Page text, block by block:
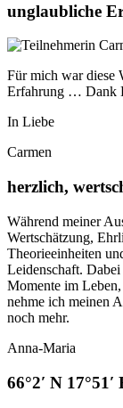
unglaubliche
Für mich war diese
Erfahrung … Dank
In Liebe
Carmen
herzlich,
Während meiner
Wertschätzung,
Theorieeinheiten
Leidenschaft.
Momente im Leben,
nehme ich meinen
noch mehr.
Anna-Maria
66°2′ N